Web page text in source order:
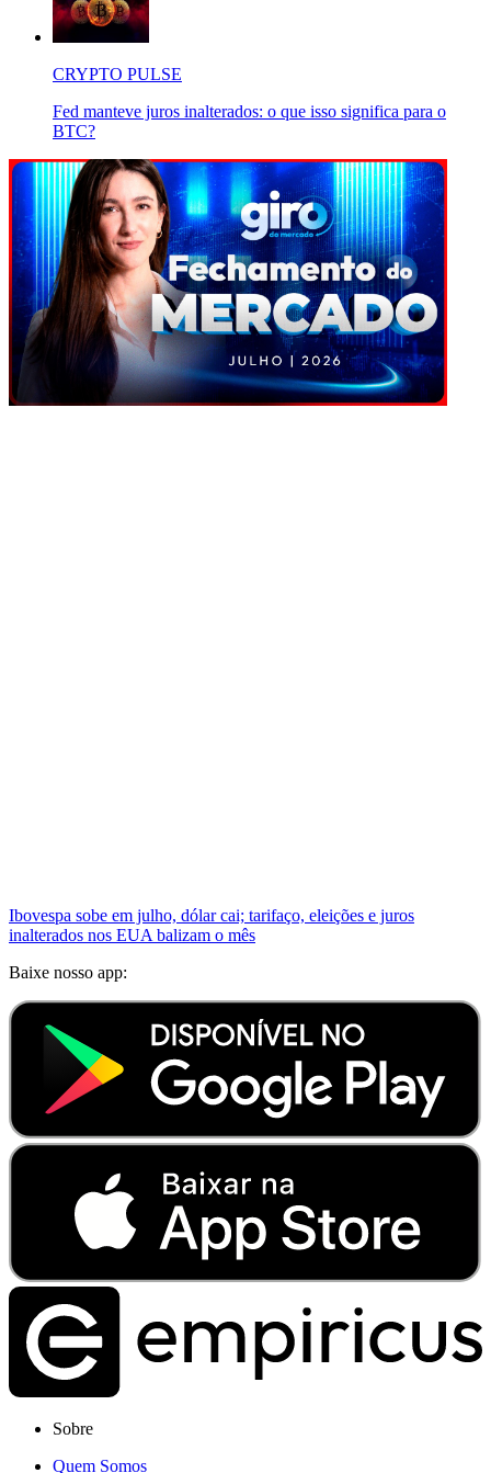
CRYPTO PULSE
Fed manteve juros inalterados: o que isso significa para o
BTC?
Ibovespa sobe em julho, dólar cai; tarifaço, eleições e juros
inalterados nos EUA balizam o mês
Baixe nosso app:
Sobre
Quem Somos